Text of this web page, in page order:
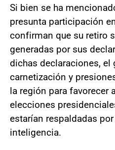
Si bien se ha
presunta participación
confirman que su retiro
generadas por sus
dichas declaraciones, el
carnetización y
la región para favorecer
elecciones
estarían respaldadas
inteligencia.